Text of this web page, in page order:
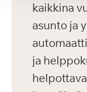
kaikkina
asunto ja
ja